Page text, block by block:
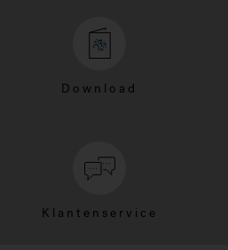
Download
Klantenservice